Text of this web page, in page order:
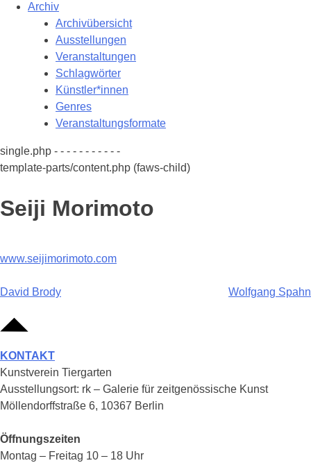
Archiv
Archivübersicht
Ausstellungen
Veranstaltungen
Schlagwörter
Künstler*innen
Genres
Veranstaltungsformate
single.php - - - - - - - - - - -
template-parts/content.php (faws-child)
Seiji Morimoto
www.seijimorimoto.com
Beitragsnavigation
David Brody Wolfgang Spahn
KONTAKT
Kunstverein Tiergarten
Ausstellungsort: rk – Galerie für zeitgenössische Kunst
Möllendorffstraße 6, 10367 Berlin
Öffnungszeiten
Montag – Freitag 10 – 18 Uhr